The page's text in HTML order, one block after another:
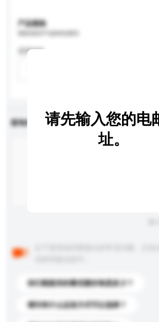
产品规格
适用年龄
查询内容
你们能提供的最优惠价格是多少？
请问有什么运送方式可以选择？
请先输入您的电
址。